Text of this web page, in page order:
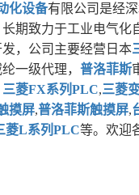
化设备有限公司是经
期致力于工业电气化
，公司主要经营日本
一级代理， 普洛菲斯
三菱FX系列PLC,三菱
摸屏,普洛菲斯触摸屏,
菱L系列PLC等。欢迎